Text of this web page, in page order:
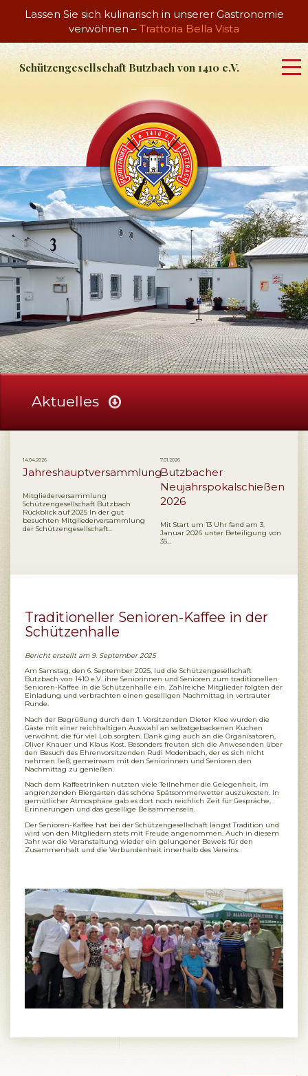
Lassen Sie sich kulinarisch in unserer Gastronomie
verwöhnen – Trattoria Bella Vista
Schützengesellschaft Butzbach von 1410 e.V.
Aktuelles
14.04.2026
Jahreshauptversammlung
Mitgliederversammlung
Schützengesellschaft Butzbach
Rückblick auf 2025 In der gut
besuchten Mitgliederversammlung
der Schützengesellschaft...
7.01.2026
Butzbacher
Neujahrspokalschießen
2026
Mit Start um 13 Uhr fand am 3.
Januar 2026 unter Beteiligung von
35...
Traditioneller Senioren-Kaffee in der
Schützenhalle
Bericht erstellt am 9. September 2025
Am Samstag, den 6. September 2025, lud die Schützengesellschaft
Butzbach von 1410 e.V. ihre Seniorinnen und Senioren zum traditionellen
Senioren-Kaffee in die Schützenhalle ein. Zahlreiche Mitglieder folgten der
Einladung und verbrachten einen geselligen Nachmittag in vertrauter
Runde.
Nach der Begrüßung durch den 1. Vorsitzenden Dieter Klee wurden die
Gäste mit einer reichhaltigen Auswahl an selbstgebackenen Kuchen
verwöhnt, die für viel Lob sorgten. Dank ging auch an die Organisatoren,
Oliver Knauer und Klaus Kost. Besonders freuten sich die Anwesenden über
den Besuch des Ehrenvorsitzenden Rudi Modenbach, der es sich nicht
nehmen ließ, gemeinsam mit den Seniorinnen und Senioren den
Nachmittag zu genießen.
Nach dem Kaffeetrinken nutzten viele Teilnehmer die Gelegenheit, im
angrenzenden Biergarten das schöne Spätsommerwetter auszukosten. In
gemütlicher Atmosphäre gab es dort noch reichlich Zeit für Gespräche,
Erinnerungen und das gesellige Beisammensein.
Der Senioren-Kaffee hat bei der Schützengesellschaft längst Tradition und
wird von den Mitgliedern stets mit Freude angenommen. Auch in diesem
Jahr war die Veranstaltung wieder ein gelungener Beweis für den
Zusammenhalt und die Verbundenheit innerhalb des Vereins.